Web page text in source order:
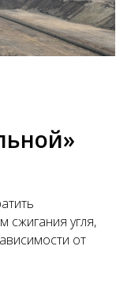
сжигания угля,
от